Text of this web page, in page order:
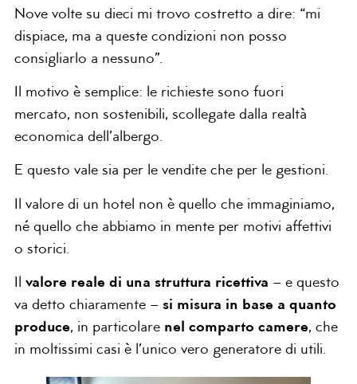
Nove volte su dieci mi trovo costretto a dire: “mi
dispiace, ma a queste condizioni non posso
consigliarlo a nessuno”.
Il motivo è semplice: le richieste sono fuori
mercato, non sostenibili, scollegate dalla realtà
economica dell’albergo.
E questo vale sia per le vendite che per le gestioni.
Il valore di un hotel non è quello che immaginiamo,
né quello che abbiamo in mente per motivi affettivi
o storici.
Il valore reale di una struttura ricettiva – e questo
va detto chiaramente – si misura in base a quanto
produce, in particolare nel comparto camere, che
in moltissimi casi è l’unico vero generatore di utili.